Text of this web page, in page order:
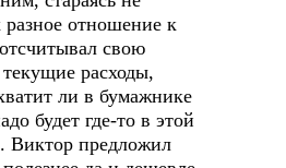
разное отношение к
свою
расходы,
ли в бумажнике
будет где-то в этой
Виктор предложил